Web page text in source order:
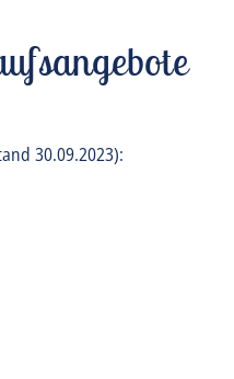
30.09.2023):